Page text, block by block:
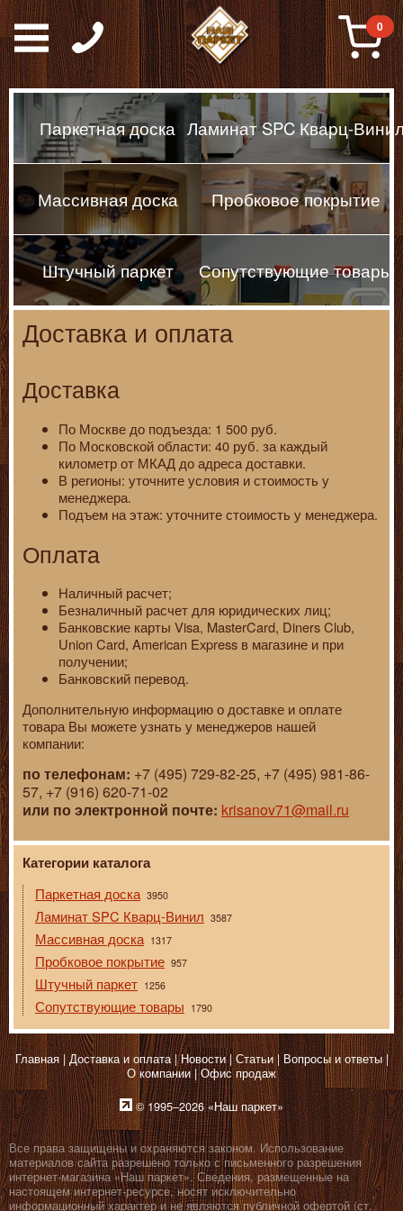
Паркет, Штучный
0
Паркетная доска Ламинат SPC Кварц-
Массивная доска Пробковое покрытие
Штучный паркет Сопутствующие товары
Доставка и оплата
Доставка
По Москве до подъезда: 1 500 руб.
По Московской области: 40 руб. за каждый
километр от МКАД до адреса доставки.
В регионы: уточните условия и стоимость у
менеджера.
Подъем на этаж: уточните стоимость у менеджера.
Оплата
Наличный расчет;
Безналичный расчет для юридических лиц;
Банковские карты Visa, MasterCard, Diners Club,
Union Card, American Express в магазине и при
получении;
Банковский перевод.
Дополнительную информацию о доставке и оплате
товара Вы можете узнать у менеджеров нашей
компании:
по телефонам: +7 (495) 729-82-25, +7 (495) 981-86-
57, +7 (916) 620-71-02
или по электронной почте: krisanov71@mail.ru
Категории каталога
Паркетная доска 3950
Ламинат SPC Кварц-Винил 3587
Массивная доска 1317
Пробковое покрытие 957
Штучный паркет 1256
Сопутствующие товары 1790
Главная Доставка и оплата Новости Статьи
Вопросы и ответы
О компании Офис продаж
© 1995–2026 «Наш паркет»
Все права защищены и охраняются законом. Использование
материалов сайта разрешено только с письменного разрешения
интернет-магазина «Наш паркет». Сведения, размещенные на
настоящем интернет-ресурсе, носят исключительно
информационный характер и не являются публичной офертой (ст.